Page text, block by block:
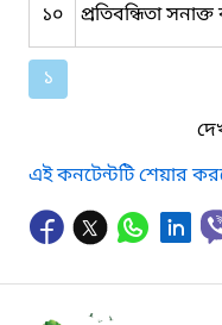
১০
প্রতিবন্ধিতা
১
এই কনটেন্টটি শেয়ার